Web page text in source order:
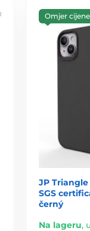
Omjer
JP Triangle
SGS
černý
Na lageru,